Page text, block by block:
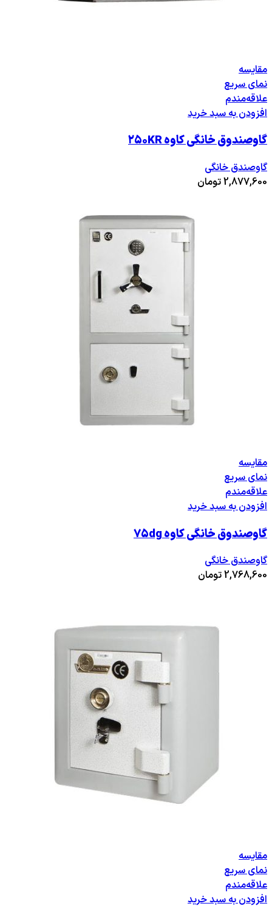
مقایسه
نمای سریع
علاقه‌مندم
افزودن به سبد خرید
گاوصندوق خانگی کاوه ۲۵۰KR
گاوصندق خانگی
2,877,600تومان
مقایسه
نمای سریع
علاقه‌مندم
افزودن به سبد خرید
گاوصندوق خانگی کاوه ۷۵dg
گاوصندق خانگی
2,768,600تومان
مقایسه
نمای سریع
علاقه‌مندم
افزودن به سبد خرید